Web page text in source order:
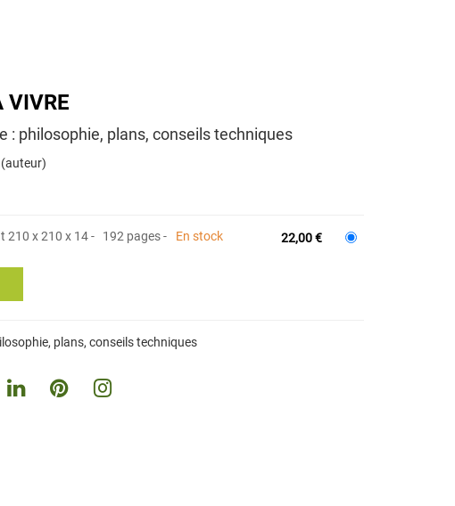
VIVRE
: philosophie, plans, conseils techniques
(auteur)
210 x 210 x 14 192 pages En stock 22,00 €
plans, conseils techniques